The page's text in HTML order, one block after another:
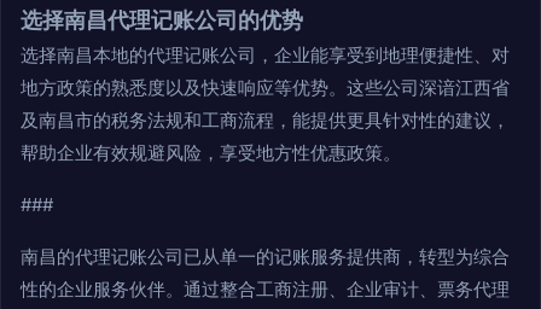
选择南昌代理记账公司的优势
选择南昌本地的代理记账公司，企业能享受到地理便捷性、对
地方政策的熟悉度以及快速响应等优势。这些公司深谙江西省
及南昌市的税务法规和工商流程，能提供更具针对性的建议，
帮助企业有效规避风险，享受地方性优惠政策。
###
南昌的代理记账公司已从单一的记账服务提供商，转型为综合
性的企业服务伙伴。通过整合工商注册、企业审计、票务代理